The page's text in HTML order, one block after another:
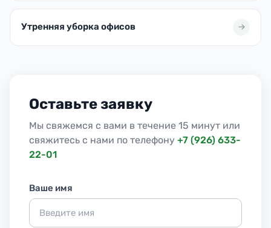
Утренняя уборка офисов
Оставьте заявку
Мы свяжемся с вами в течение 15 минут или
свяжитесь с нами по телефону +7 (926) 633-
22-01
Ваше имя